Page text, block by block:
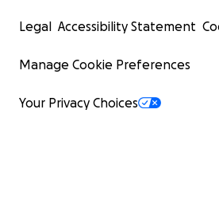
Legal Accessibility Statement
Manage Cookie Preferences
Your Privacy Choices